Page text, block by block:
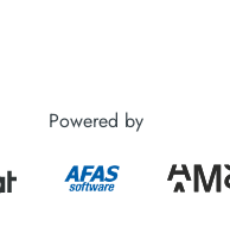
Powered by